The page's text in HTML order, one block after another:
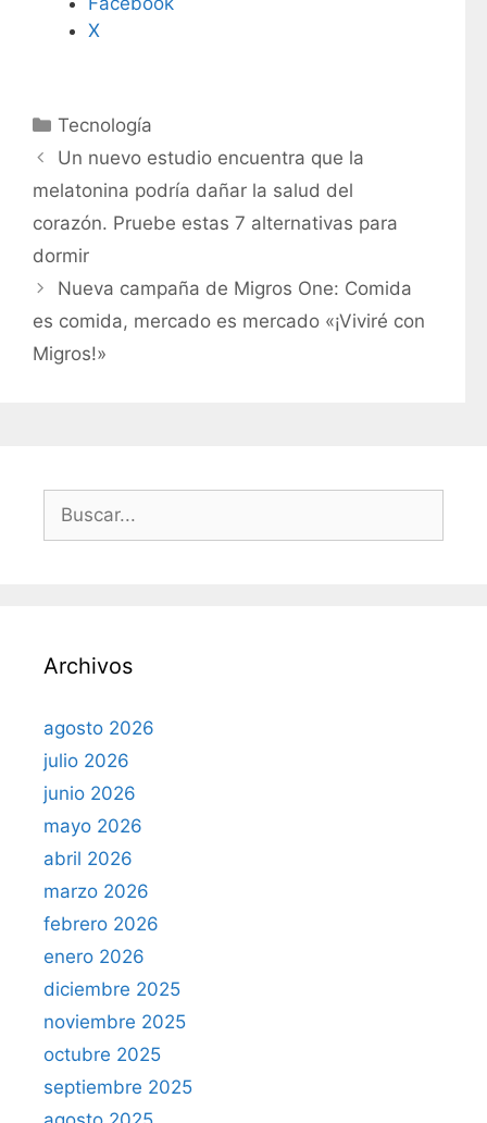
X
C
a
e
g
o
r
s
Tecnología
Un nuevo estudio encuentra que la
melatonina podría dañar la salud del
corazón. Pruebe estas 7 alternativas para
dormir
Nueva campaña de Migros One: Comida
es comida, mercado es mercado «¡Viviré con
Migros!»
:
Archivos
agosto 2026
julio 2026
junio 2026
mayo 2026
abril 2026
marzo 2026
febrero 2026
enero 2026
diciembre 2025
noviembre 2025
octubre 2025
septiembre 2025